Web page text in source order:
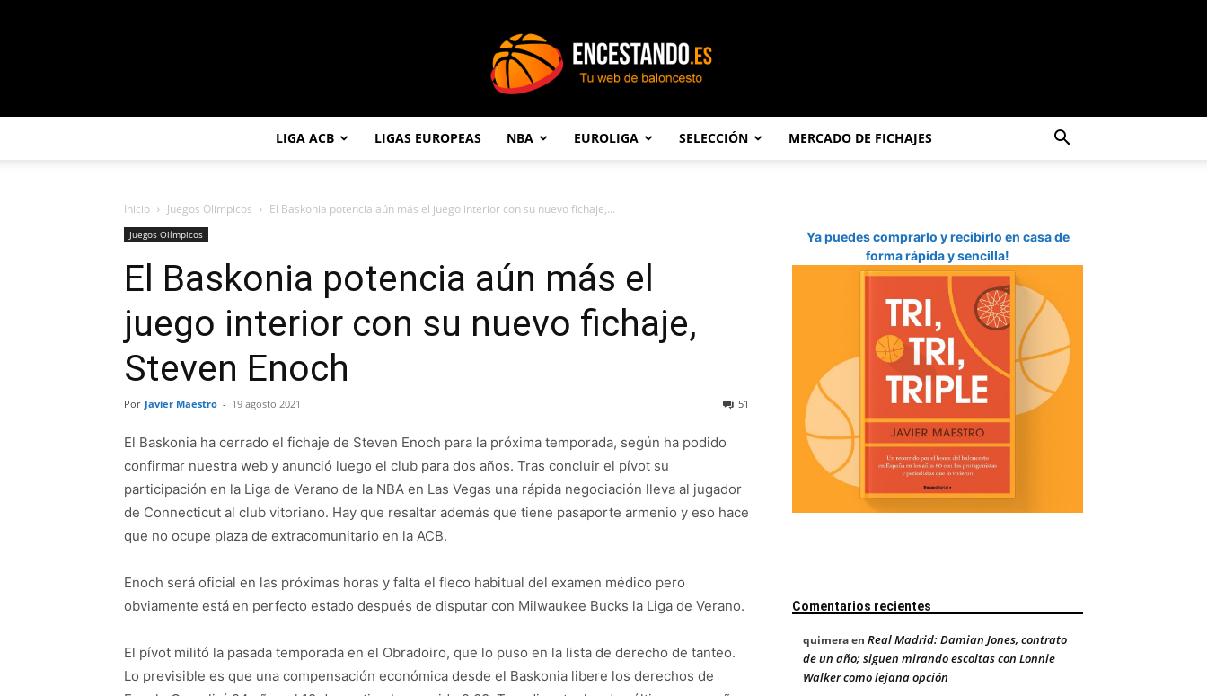
LIGA ACB LIGAS EUROPEAS NBA EUROLIGA SELECCIÓN MERCADO DE FICHAJES
Inicio Juegos Olímpicos El Baskonia potencia aún más el juego interior con su nuevo fichaje,...
Juegos Olímpicos
El Baskonia potencia aún más el
juego interior con su nuevo fichaje,
Steven Enoch
Por Javier Maestro - 19 agosto 2021 51
El Baskonia ha cerrado el fichaje de Steven Enoch para la próxima temporada, según ha podido
confirmar nuestra web y anunció luego el club para dos años. Tras concluir el pívot su
participación en la Liga de Verano de la NBA en Las Vegas una rápida negociación lleva al jugador
de Connecticut al club vitoriano. Hay que resaltar además que tiene pasaporte armenio y eso hace
que no ocupe plaza de extracomunitario en la ACB.
Enoch será oficial en las próximas horas y falta el fleco habitual del examen médico pero
obviamente está en perfecto estado después de disputar con Milwaukee Bucks la Liga de Verano.
El pívot militó la pasada temporada en el Obradoiro, que lo puso en la lista de derecho de tanteo.
Lo previsible es que una compensación económica desde el Baskonia libere los derechos de
Ya puedes comprarlo y recibirlo en casa de
forma rápida y sencilla!
Comentarios recientes
quimeraen Real Madrid: Damian Jones, contrato
de un año; siguen mirando escoltas con Lonnie
Walker como lejana opción